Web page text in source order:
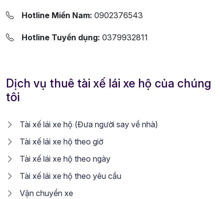
Hotline Miền Nam: 0902376543
Hotline Tuyển dụng: 0379932811
Dịch vụ thuê tài xế lái xe hộ của chúng
tôi
Tài xế lái xe hộ (Đưa người say về nhà)
Tài xế lái xe hộ theo giờ
Tài xế lái xe hộ theo ngày
Tài xế lái xe hộ theo yêu cầu
Vận chuyển xe